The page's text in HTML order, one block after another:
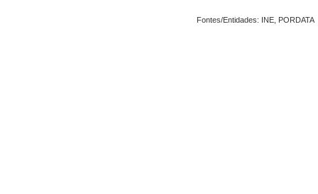
Fontes/Entidades: INE, PORDATA